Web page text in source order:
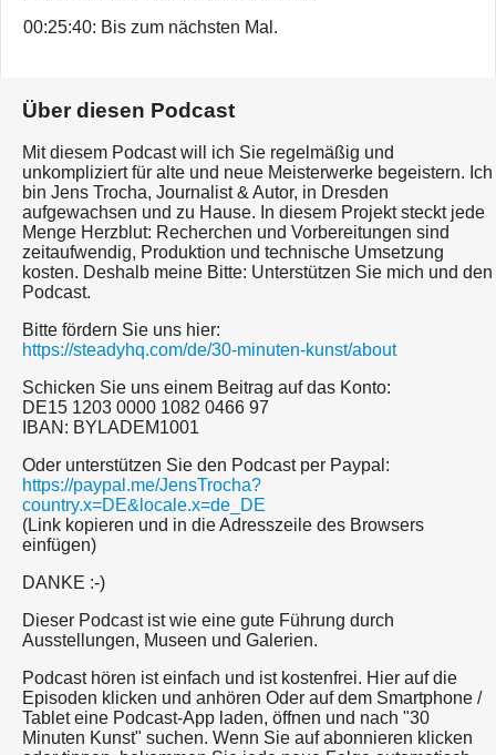
00:25:40: Bis zum nächsten Mal.
Über diesen Podcast
Mit diesem Podcast will ich Sie regelmäßig und
unkompliziert für alte und neue Meisterwerke begeistern. Ich
bin Jens Trocha, Journalist & Autor, in Dresden
aufgewachsen und zu Hause. In diesem Projekt steckt jede
Menge Herzblut: Recherchen und Vorbereitungen sind
zeitaufwendig, Produktion und technische Umsetzung
kosten. Deshalb meine Bitte: Unterstützen Sie mich und den
Podcast.
Bitte fördern Sie uns hier:
https://steadyhq.com/de/30-minuten-kunst/about
Schicken Sie uns einem Beitrag auf das Konto:
DE15 1203 0000 1082 0466 97
IBAN: BYLADEM1001
Oder unterstützen Sie den Podcast per Paypal:
https://paypal.me/JensTrocha?
country.x=DE&locale.x=de_DE
(Link kopieren und in die Adresszeile des Browsers
einfügen)
DANKE :-)
Dieser Podcast ist wie eine gute Führung durch
Ausstellungen, Museen und Galerien.
Podcast hören ist einfach und ist kostenfrei. Hier auf die
Episoden klicken und anhören Oder auf dem Smartphone /
Tablet eine Podcast-App laden, öffnen und nach "30
Minuten Kunst" suchen. Wenn Sie auf abonnieren klicken